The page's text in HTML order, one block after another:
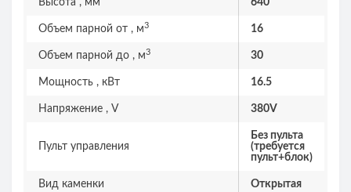
Высота , мм 640
Объем парной от , м3 16
Объем парной до , м3 30
Мощность , кВт 16.5
Напряжение , V 380V
Пульт управления
Без пульта
(требуется
пульт+блок)
Вид каменки Открытая